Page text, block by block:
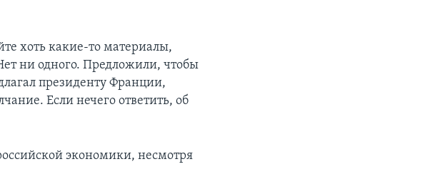
хоть какие-то материалы,
ни одного. Предложили, чтобы
президенту Франции,
Если нечего ответить, об
экономики, несмотря